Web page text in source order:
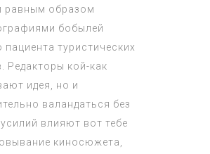
равным образом
бобылей
пациента туристических
Редакторы кой-как
идея, но и
валандаться без
влияют вот тебе
киносюжета,